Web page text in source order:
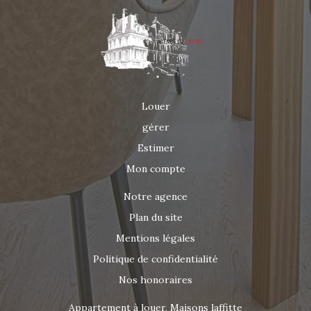
AGENCE DU CENTRE au 06 63 47 49 70 ou par email :
agenceducentrelocation@gmail.com .
Louer
gérer
Estimer
Mon compte
Notre agence
Plan du site
Mentions légales
Politique de confidentialité
Nos honoraires
Appartement à louer, Maisons laffitte